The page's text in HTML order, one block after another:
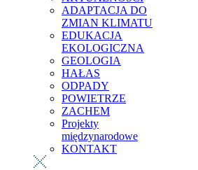
ADAPTACJA DO
ZMIAN KLIMATU
EDUKACJA
EKOLOGICZNA
GEOLOGIA
HAŁAS
ODPADY
POWIETRZE
ZACHEM
Projekty
międzynarodowe
KONTAKT